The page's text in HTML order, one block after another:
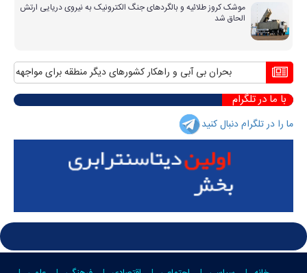
موشک کروز طلائیه و بالگردهای جنگ الکترونیک به نیروی دریایی ارتش
الحاق شد
بحران بی آبی و راهکار کشورهای دیگر منطقه برای مواجهه با آن
با ما در تلگرام
ما را در تلگرام دنبال کنید